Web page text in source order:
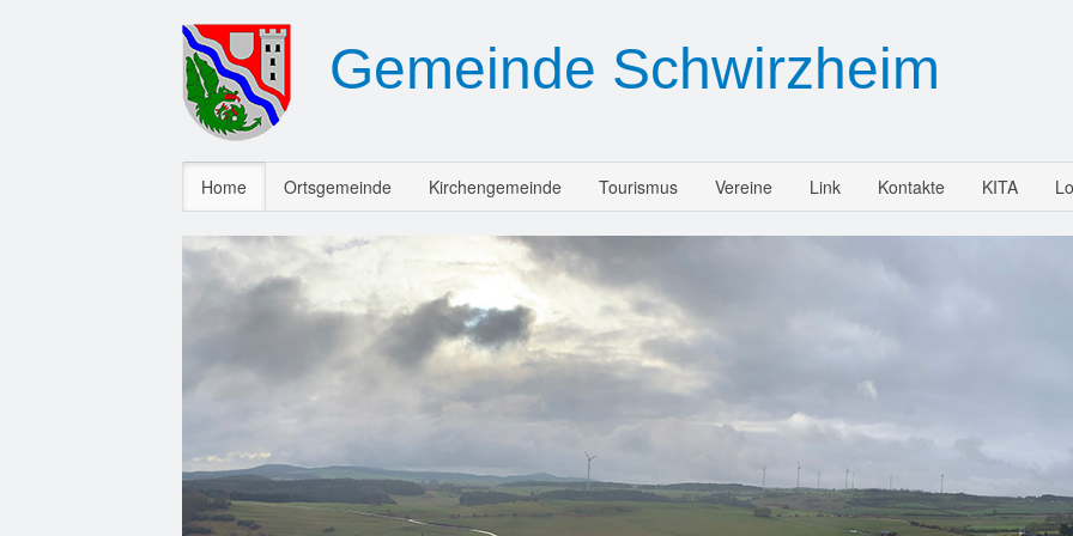
Gemeinde Schwirzheim
Home Ortsgemeinde Kirchengemeinde Tourismus Vereine Link Kontakte KITA